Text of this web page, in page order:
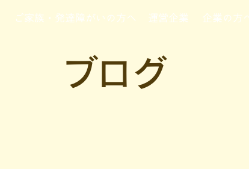
ご家族・発達障がいの方へ 運営企業 企業の方
ブログ